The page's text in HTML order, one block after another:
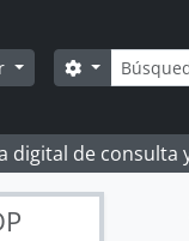
Search
digital de consulta